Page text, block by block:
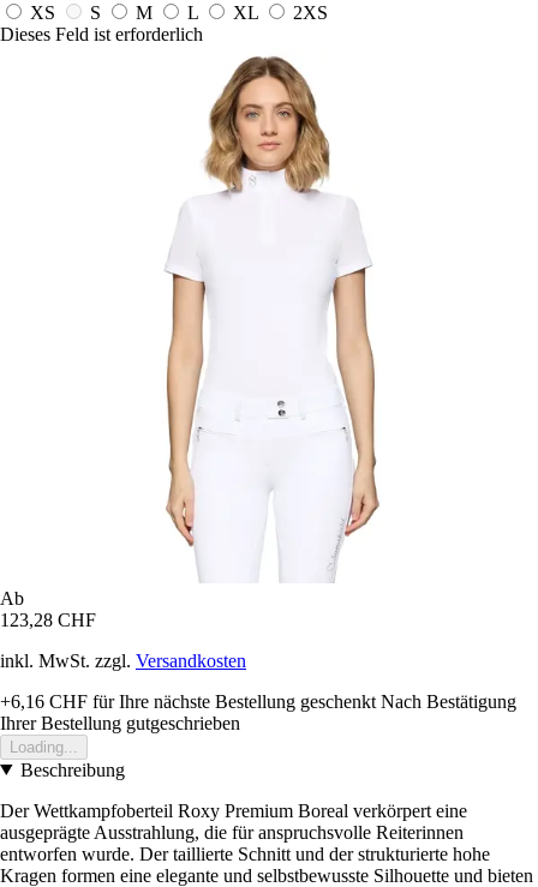
XS
S M L XL
2XS
Dieses Feld ist erforderlich
Ab
123,28 CHF
inkl. MwSt. zzgl. Versandkosten
+6,16 CHF für Ihre nächste Bestellung geschenkt Nach Bestätigung
Ihrer Bestellung gutgeschrieben
Loading...
Beschreibung
Der Wettkampfoberteil Roxy Premium Boreal verkörpert eine
ausgeprägte Ausstrahlung, die für anspruchsvolle Reiterinnen
entworfen wurde. Der taillierte Schnitt und der strukturierte hohe
Kragen formen eine elegante und selbstbewusste Silhouette und bieten